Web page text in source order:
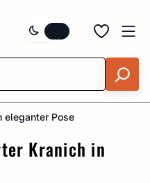
Pose
Kranich in